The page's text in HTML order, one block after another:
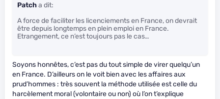
Patcha dit:
A force de faciliter les licenciements en France, on devrait
être depuis longtemps en plein emploi en France.
Etrangement, ce n’est toujours pas le cas…
Soyons honnêtes, c’est pas du tout simple de virer quelqu’un
en France. D’ailleurs on le voit bien avec les affaires aux
prud’hommes : très souvent la méthode utilisée est celle du
harcèlement moral (volontaire ou non) où l’on t’explique